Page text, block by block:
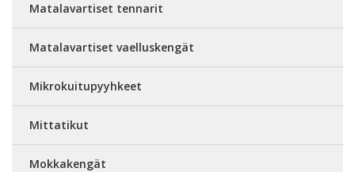
Matalavartiset tennarit
Matalavartiset vaelluskengät
Mikrokuitupyyhkeet
Mittatikut
Mokkakengät